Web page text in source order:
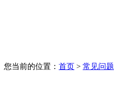
您当前的位置： 首页 > 常见问题